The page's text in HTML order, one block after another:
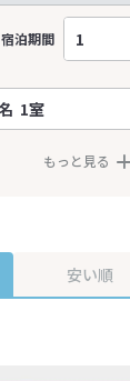
宿泊期間
もっと見る
安い順